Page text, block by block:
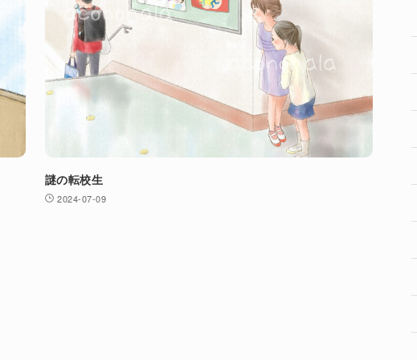
謎の転校生
2024-07-09